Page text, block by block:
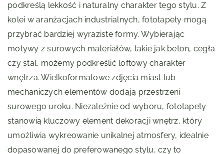
podkreślą lekkość i naturalny charakter tego stylu. Z
kolei w aranżacjach industrialnych, fototapety mogą
przybrać bardziej wyraziste formy. Wybierając
motywy z surowych materiałów, takie jak beton, cegła
czy stal, możemy podkreślić loftowy charakter
wnętrza. Wielkoformatowe zdjęcia miast lub
mechaniczych elementów dodają przestrzeni
surowego uroku. Niezależnie od wyboru, fototapety
stanowią kluczowy element dekoracji wnętrz, który
umożliwia wykreowanie unikalnej atmosfery, idealnie
dopasowanej do preferowanego stylu, czy to